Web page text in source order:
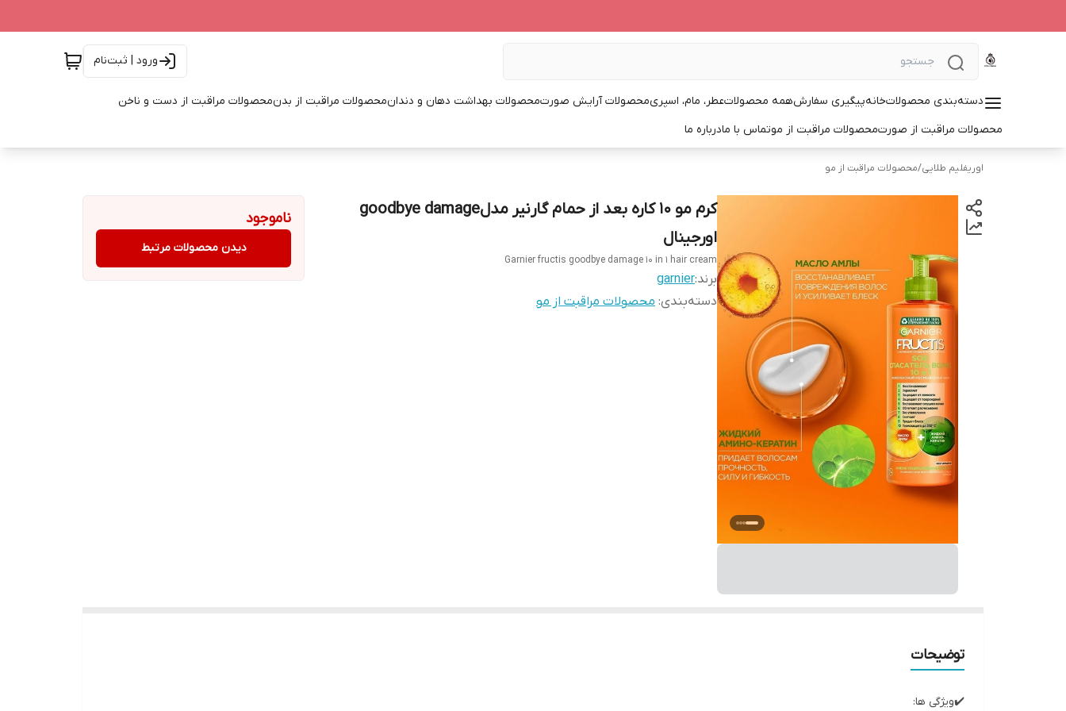
ورود | ثبت‌نام
دسته‌بندی محصولاتخانهپیگیری سفارشهمه محصولاتعطر، مام، اسپریمحصولات آرایش صورتمحصولات بهداشت دهان و دندانمحصولات مراقبت از بدنمحصولات مراقبت از دست و ناخن
محصولات مراقبت از صورتمحصولات مراقبت از موتماس با مادرباره ما
اوریفلیم طلایی/محصولات مراقبت از مو
کرم مو 10 کاره بعد از حمام گارنیر مدلgoodbye damage
اورجینال
Garnier fructis goodbye damage 10 in 1 hair cream
برند:garnier
دسته‌بندی: محصولات مراقبت از مو
ناموجود
دیدن محصولات مرتبط
توضیحات
✔️ویژگی ها: